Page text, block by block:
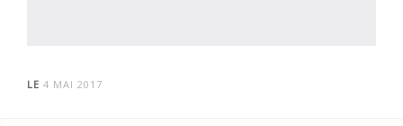
LE 4 MAI 2017